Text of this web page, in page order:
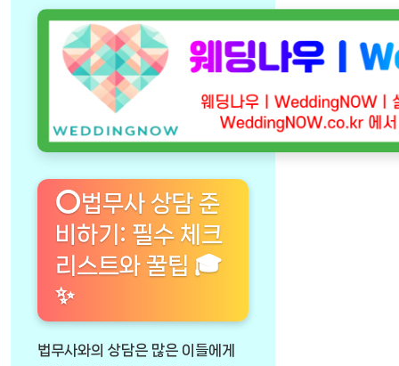
⭕법무사 상담 준
비하기: 필수 체크
리스트와 꿀팁 🎓
✨
법무사와의 상담은 많은 이들에게